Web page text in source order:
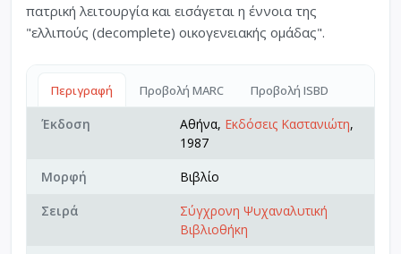
πατρική λειτουργία και εισάγεται η έννοια της
"ελλιπούς (decomplete) οικογενειακής ομάδας".
Περιγραφή Προβολή MARC Προβολή ISBD
Έκδοση Αθήνα, Εκδόσεις Καστανιώτη,
1987
Μορφή
Βιβλίο
Σειρά
Σύγχρονη Ψυχαναλυτική
Βιβλιοθήκη